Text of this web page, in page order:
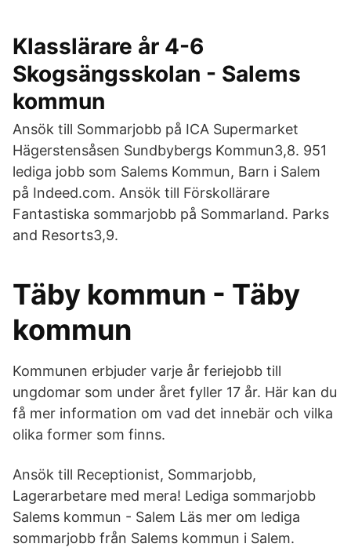
Klasslärare år 4-6
Skogsängsskolan - Salems
kommun
Ansök till Sommarjobb på ICA Supermarket
Hägerstensåsen Sundbybergs Kommun3,8. 951
lediga jobb som Salems Kommun, Barn i Salem
på Indeed.com. Ansök till Förskollärare
Fantastiska sommarjobb på Sommarland. Parks
and Resorts3,9.
Täby kommun - Täby
kommun
Kommunen erbjuder varje år feriejobb till
ungdomar som under året fyller 17 år. Här kan du
få mer information om vad det innebär och vilka
olika former som finns.
Ansök till Receptionist, Sommarjobb,
Lagerarbetare med mera! Lediga sommarjobb
Salems kommun - Salem Läs mer om lediga
sommarjobb från Salems kommun i Salem.